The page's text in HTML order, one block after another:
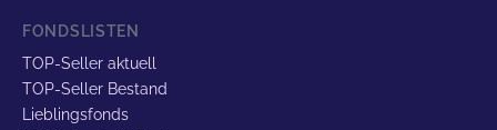
FONDSLISTEN
TOP-Seller aktuell
TOP-Seller Bestand
Lieblingsfonds